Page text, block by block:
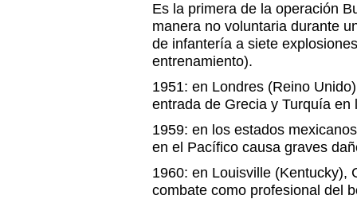
Es la primera de la operación
manera no voluntaria durante
de infantería a siete
entrenamiento).
1951: en Londres (Reino
entrada de Grecia y Turquía en
1959: en los estados
en el Pacífico causa graves
1960: en Louisville (Kentucky),
combate como profesional del